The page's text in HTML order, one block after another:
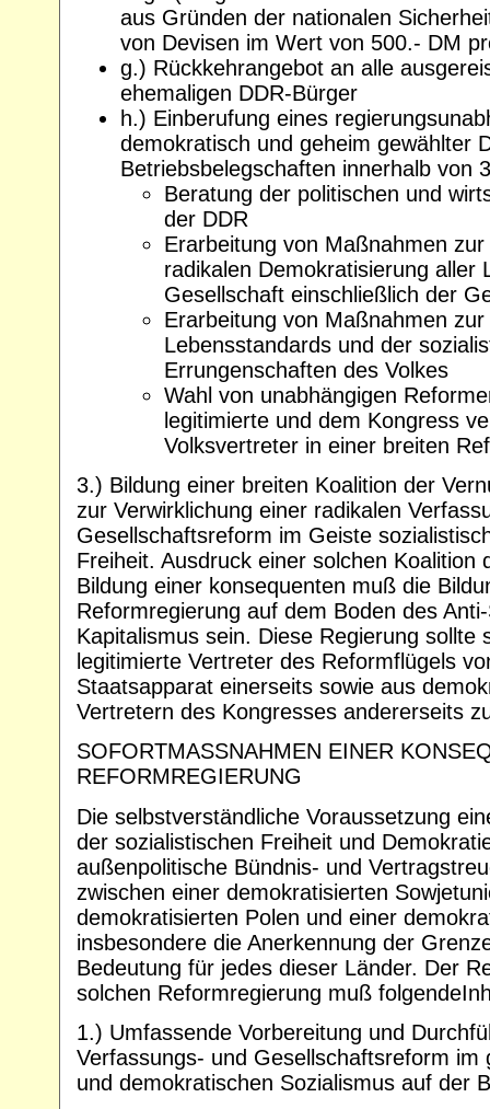
aus Gründen der nationalen
von Devisen im Wert von 500.- DM
g.) Rückkehrangebot an alle
ehemaligen DDR-Bürger
h.) Einberufung eines
demokratisch und geheim gewählter
Betriebsbelegschaften innerhalb von
Beratung der politischen und
der DDR
Erarbeitung von Maßnahmen
radikalen Demokratisierung aller
Gesellschaft einschließlich der
Erarbeitung von Maßnahmen
Lebensstandards und der
Errungenschaften des Volkes
Wahl von unabhängigen
legitimierte und dem Kongress
Volksvertreter in einer breiten
3.) Bildung einer breiten Koalition der
zur Verwirklichung einer radikalen
Gesellschaftsreform im Geiste
Freiheit. Ausdruck einer solchen Koalition
Bildung einer konsequenten muß die
Reformregierung auf dem Boden des
Kapitalismus sein. Diese Regierung sollte
legitimierte Vertreter des Reformflügels
Staatsapparat einerseits sowie aus
Vertretern des Kongresses andererseits
SOFORTMASSNAHMEN EINER
REFORMREGIERUNG
Die selbstverständliche Voraussetzung
der sozialistischen Freiheit und
außenpolitische Bündnis- und
zwischen einer demokratisierten
demokratisierten Polen und einer
insbesondere die Anerkennung der
Bedeutung für jedes dieser Länder. Der
solchen Reformregierung muß
1.) Umfassende Vorbereitung und
Verfassungs- und Gesellschaftsreform im
und demokratischen Sozialismus auf der